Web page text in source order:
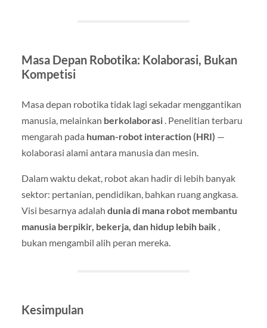
Masa Depan Robotika: Kolaborasi, Bukan
Kompetisi
Masa depan robotika tidak lagi sekadar menggantikan
manusia, melainkan berkolaborasi . Penelitian terbaru
mengarah pada human-robot interaction (HRI) —
kolaborasi alami antara manusia dan mesin.
Dalam waktu dekat, robot akan hadir di lebih banyak
sektor: pertanian, pendidikan, bahkan ruang angkasa.
Visi besarnya adalah dunia di mana robot membantu
manusia berpikir, bekerja, dan hidup lebih baik ,
bukan mengambil alih peran mereka.
Kesimpulan